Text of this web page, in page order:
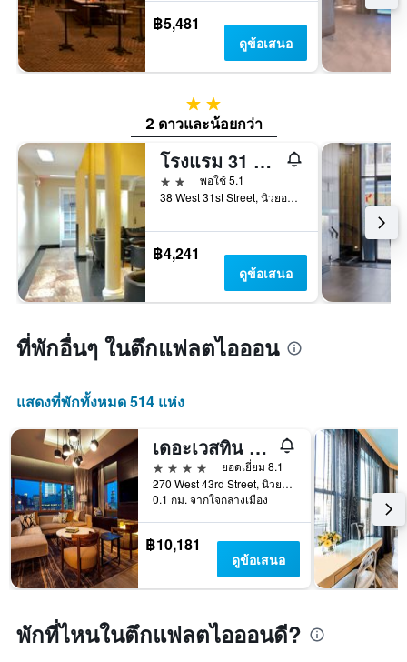
฿5,481
ดูข้อเสนอ
2 ดาว
2 ดาวและน้อยกว่า
โรงแรม 31 สตรีท บรอดเวย์
2 ดาว
พอใช้ 5.1
38 West 31st Street, นิวยอร์ก, NY, สหรัฐอเมริกา
฿4,241
ดูข้อเสนอ
ที่พักอื่นๆ ในตึกแฟลตไอออน
แสดงที่พักทั้งหมด 514 แห่ง
เดอะเวสทิน นิวยอร์ก ที่ไทม์สแควร์
4 ดาว
ยอดเยี่ยม 8.1
270 West 43rd Street, นิวยอร์ก, NY, สหรัฐอเมริกา
0.1 กม. จากใจกลางเมือง
฿10,181
ดูข้อเสนอ
พักที่ไหนในตึกแฟลตไอออนดี?